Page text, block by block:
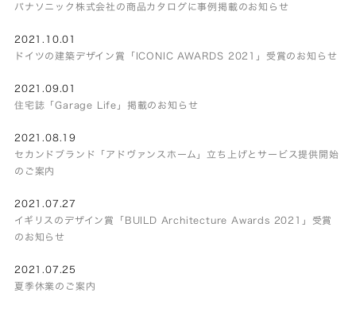
パナソニック株式会社の商品カタログに事例掲載のお知らせ
2021.10.01
ドイツの建築デザイン賞「ICONIC AWARDS 2021」受賞のお知らせ
2021.09.01
住宅誌「Garage Life」掲載のお知らせ
2021.08.19
セカンドブランド「アドヴァンスホーム」立ち上げとサービス提供開始
のご案内
2021.07.27
イギリスのデザイン賞「BUILD Architecture Awards 2021」受賞
のお知らせ
2021.07.25
夏季休業のご案内